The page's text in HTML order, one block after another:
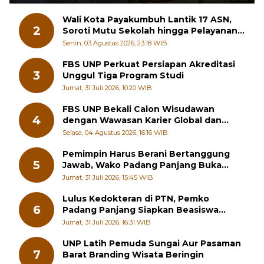
2
Wali Kota Payakumbuh Lantik 17 ASN,
Soroti Mutu Sekolah hingga Pelayanan
RSUD
Senin, 03 Agustus 2026, 23:18 WIB
3
FBS UNP Perkuat Persiapan Akreditasi
Unggul Tiga Program Studi
Jumat, 31 Juli 2026, 10:20 WIB
4
FBS UNP Bekali Calon Wisudawan
dengan Wawasan Karier Global dan
Kewirausahaan Kreatif
Selasa, 04 Agustus 2026, 16:16 WIB
5
Pemimpin Harus Berani Bertanggung
Jawab, Wako Padang Panjang Buka
Pelatihan Kepemimpinan Pelajar
Jumat, 31 Juli 2026, 15:45 WIB
6
Lulus Kedokteran di PTN, Pemko
Padang Panjang Siapkan Beasiswa
Penuh
Jumat, 31 Juli 2026, 16:31 WIB
7
UNP Latih Pemuda Sungai Aur Pasaman
Barat Branding Wisata Beringin